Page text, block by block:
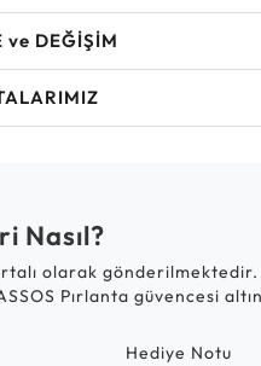
ve DEĞİŞİM
Nasıl?
olarak
Pırlanta güvencesi
Hediye Notu